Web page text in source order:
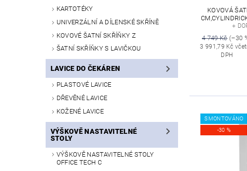
KARTOTÉKY
UNIVERZÁLNÍ A DÍLENSKÉ SKŘÍNĚ
KOVOVÉ ŠATNÍ SKŘÍŇKY Z
ŠATNÍ SKŘÍŇKY S LAVIČKOU
LAVICE DO ČEKÁREN
PLASTOVÉ LAVICE
DŘEVĚNÉ LAVICE
KOŽENÉ LAVICE
VÝŠKOVĚ NASTAVITELNÉ
STOLY
VÝŠKOVĚ NASTAVITELNÉ STOLY
OFFICE TECH C
KOVOVÁ
+
4 749 Kč(–30
3 991,79 Kč
DPH
SMONTOVÁNO
-30 %